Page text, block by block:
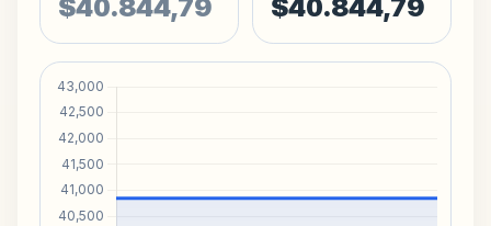
$40.844,79 $40.844,79